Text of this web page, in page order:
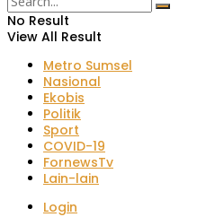
No Result
View All Result
Metro Sumsel
Nasional
Ekobis
Politik
Sport
COVID-19
FornewsTv
Lain-lain
Login